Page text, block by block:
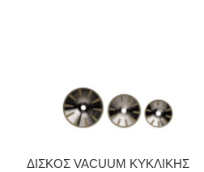
ΔΙΣΚΟΣ VACUUM ΚΥΚΛΙΚΗΣ